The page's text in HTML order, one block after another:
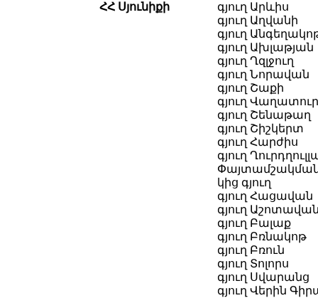
ՀՀ Սյունիքի
գյուղ Արևիս
գյուղ Աղվանի
գյուղ
գյուղ Ախլաթյան
գյուղ Ղզլջուղ
գյուղ Նորավան
գյուղ Շաքի
գյուղ Վաղատուր
գյուղ Շենաթաղ
գյուղ Շիշկերտ
գյուղ Հարժիս
գյուղ
կից գյուղ
գյուղ Հացավան
գյուղ
գյուղ Բալաք
գյուղ Բռնակոթ
գյուղ Բռուն
գյուղ Տոլորս
գյուղ Սվարանց
գյուղ Վերին